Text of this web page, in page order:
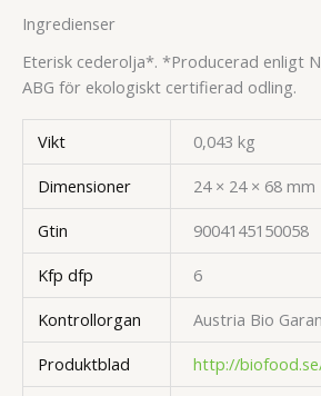
Ingredienser
Eterisk cederolja*. *Producerad enligt
ABG för ekologiskt certifierad odling.
Vikt
0,043 kg
Dimensioner
24 × 24 × 68 mm
Gtin
9004145150058
Kfp dfp
6
Kontrollorgan
Austria Bio
Produktblad
http://